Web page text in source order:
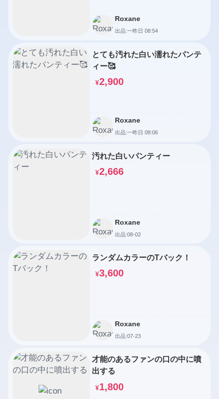
Roxane
出品:一昨日 08:54
とても汚れた白い濡れたパンテ
ィー🥰
¥2,900
Roxane
出品:一昨日 08:06
汚れた白いパンティー
¥2,666
Roxane
出品:08-02
ランダムカラーのTバック！
¥3,600
Roxane
出品:07-23
才能のあるファンの口の中に噴
出する
¥1,800